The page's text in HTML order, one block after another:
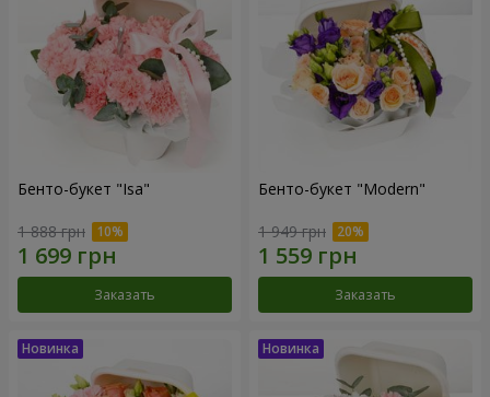
Бенто-букет "Isa"
1 888 грн
Заказать
Бенто-букет "Modern"
1 949 грн
Заказать